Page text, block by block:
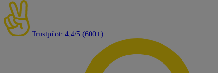
Trustpilot: 4,4/5 (600+)